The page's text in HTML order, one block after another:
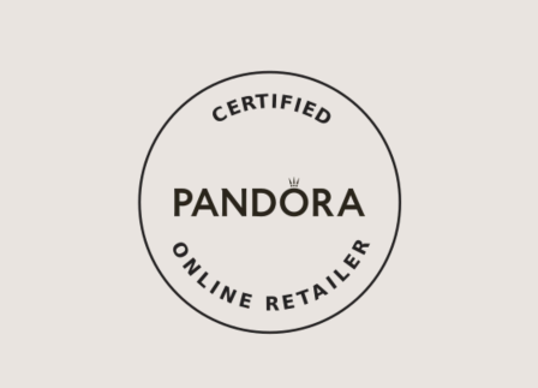
Informativa sui rimborsi